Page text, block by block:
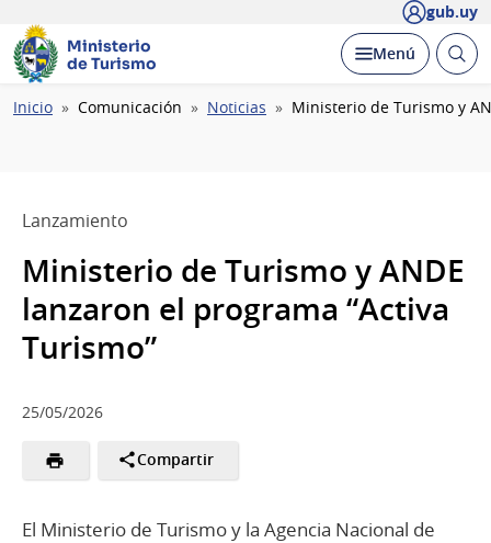
gub.uy
Ministerio
de Turismo
Desplegar
Menú Abrir
Ruta
Inicio Comunicación Noticias Ministerio de Turismo y
Lanzamiento
Ministerio de Turismo y ANDE
lanzaron el programa “Activa
Turismo”
25/05/2026
Compartir
El Ministerio de Turismo y la Agencia Nacional de